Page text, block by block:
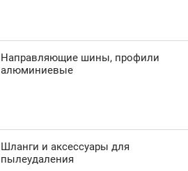
Направляющие шины, профили
алюминиевые
Шланги и аксессуары для
пылеудаления